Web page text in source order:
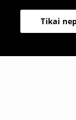
Tikai